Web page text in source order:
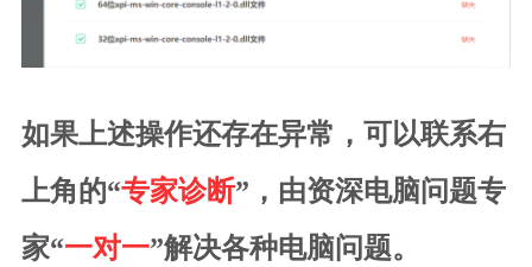
如果上述操作还存在异常，可以联系右
上角的“专家诊断”，由资深电脑问题专
家“一对一”解决各种电脑问题。